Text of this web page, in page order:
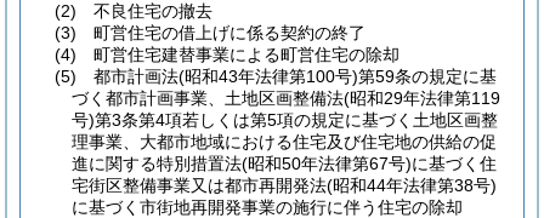
(2)
不良住宅の撤去
(3)
町営住宅の借上げに係る契約の終了
(4)
町営住宅建替事業による町営住宅の除却
(5)
都市計画法(昭和43年法律第100号)第59条の規定に基
づく都市計画事業、土地区画整備法(昭和29年法律第119
号)第3条第4項若しくは第5項の規定に基づく土地区画整
理事業、大都市地域における住宅及び住宅地の供給の促
進に関する特別措置法(昭和50年法律第67号)に基づく住
宅街区整備事業又は都市再開発法(昭和44年法律第38号)
に基づく市街地再開発事業の施行に伴う住宅の除却